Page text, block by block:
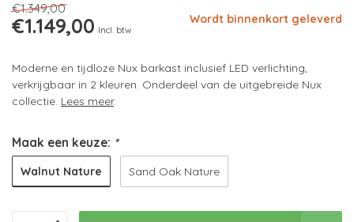
€1.349,00
€1.149,00 Incl. btw
Wordt binnenkort geleverd
Moderne en tijdloze Nux barkast inclusief LED verlichting,
verkrijgbaar in 2 kleuren. Onderdeel van de uitgebreide Nux
collectie. Lees meer.
Maak een keuze: *
Walnut Nature Sand Oak Nature